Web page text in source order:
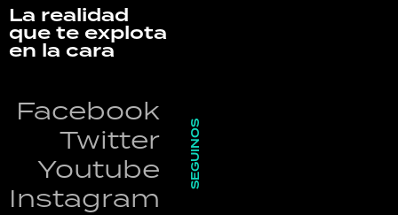
La realidad
que te explota
en la cara
Facebook
Twitter
Youtube
Instagram
SEGUINOS